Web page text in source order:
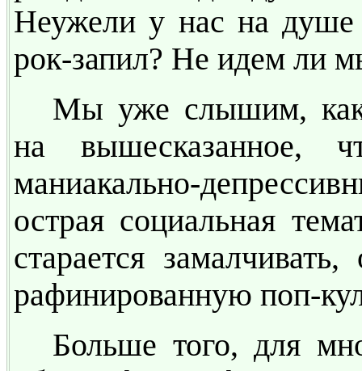
Неужели у нас на душе
рок-запил? Не идем ли
Мы уже слышим, как
на
маниакально-
острая социальная
старается
рафинированную поп-
Больше того, для